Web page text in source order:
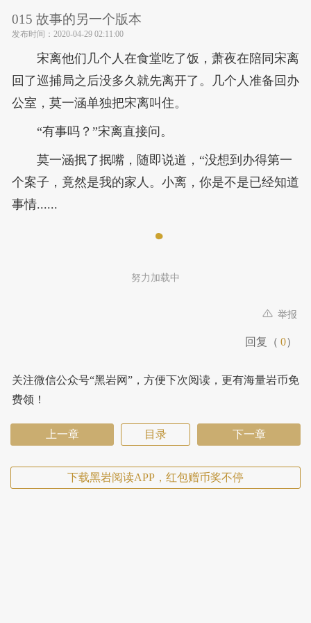
015 故事的另一个版本
发布时间： 2020-04-29 02:11:00
宋离他们几个人在食堂吃了饭，萧夜在陪同宋离
回了巡捕局之后没多久就先离开了。几个人准备回办
公室，莫一涵单独把宋离叫住。
“有事吗？”宋离直接问。
莫一涵抿了抿嘴，随即说道，“没想到办得第一
个案子，竟然是我的家人。小离，你是不是已经知道
事情......
努力加载中
举报
回复（ 0）
关注微信公众号“黑岩网”，方便下次阅读，更有海量岩币免
费领！
上一章 目录 下一章
下载黑岩阅读APP，红包赠币奖不停